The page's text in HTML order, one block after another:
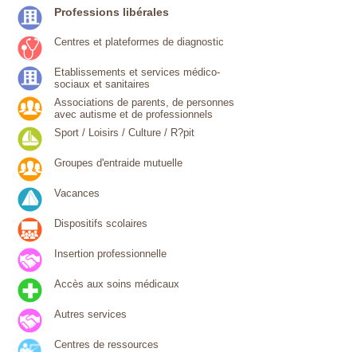
Professions libérales
Centres et plateformes de diagnostic
Etablissements et services médico-
sociaux et sanitaires
Associations de parents, de personnes
avec autisme et de professionnels
Sport / Loisirs / Culture / R?pit
Groupes d'entraide mutuelle
Vacances
Dispositifs scolaires
Insertion professionnelle
Accès aux soins médicaux
Autres services
Centres de ressources